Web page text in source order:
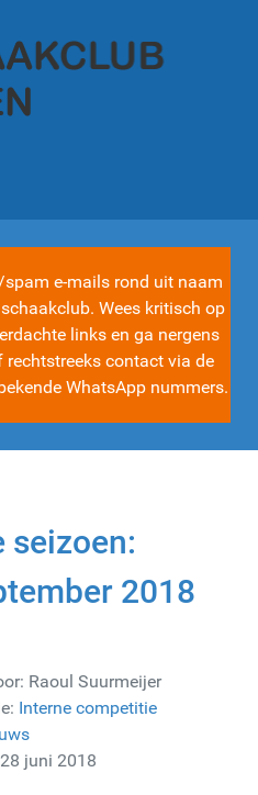
e-mails rond uit naam
Wees kritisch op
links en ga nergens
contact via de
WhatsApp nummers.
seizoen:
2018
Raoul Suurmeijer
Interne competitie
juni 2018